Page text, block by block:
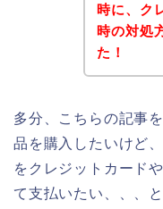
時に、ク
時の対処
た！
多分、こちらの記事
品を購入したいけど
をクレジットカード
て支払いたい、、、